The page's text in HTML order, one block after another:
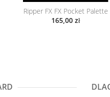
Ripper FX FX Pocket Palette
165,00 zł